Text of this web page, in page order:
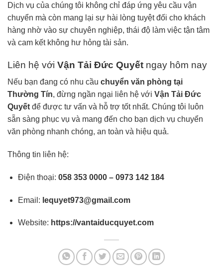
Dịch vụ của chúng tôi không chỉ đáp ứng yêu cầu vận
chuyển mà còn mang lại sự hài lòng tuyệt đối cho khách
hàng nhờ vào sự chuyên nghiệp, thái độ làm việc tận tâm
và cam kết không hư hỏng tài sản.
Liên hệ với Vận Tải Đức Quyết ngay hôm nay
Nếu bạn đang có nhu cầu chuyển văn phòng tại
Thường Tín, đừng ngần ngại liên hệ với Vận Tải Đức
Quyết để được tư vấn và hỗ trợ tốt nhất. Chúng tôi luôn
sẵn sàng phục vụ và mang đến cho bạn dịch vụ chuyển
văn phòng nhanh chóng, an toàn và hiệu quả.
Thông tin liên hệ:
Điện thoại: 058 353 0000 – 0973 142 184
Email: lequyet973@gmail.com
Website: https://vantaiducquyet.com